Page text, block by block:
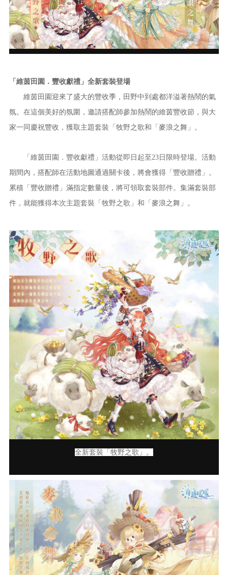
「維茵田園．豐收獻禮」全新套裝登場
維茵田園迎來了盛大的豐收季，田野中到處都洋溢著熱鬧的氣
氛。在這個美好的氛圍，邀請搭配師參加熱鬧的維茵豐收節，與大
家一同慶祝豐收，獲取主題套裝「牧野之歌和「麥浪之舞」。
「維茵田園．豐收獻禮」活動從即日起至23日限時登場。活動
期間內，搭配師在活動地圖通過關卡後，將會獲得「豐收贈禮」。
累積「豐收贈禮」滿指定數量後，將可領取套裝部件。集滿套裝部
件，就能獲得本次主題套裝「牧野之歌」和「麥浪之舞」。
全新套裝「牧野之歌」。